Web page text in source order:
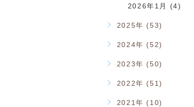
2026年1月 (4)
2025年 (53)
2024年 (52)
2023年 (50)
2022年 (51)
2021年 (10)